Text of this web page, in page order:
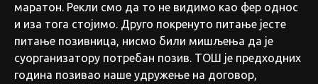
маратон. Рекли смо да то не видимо као фер однос
и иза тога стојимо. Друго покренуто питање јесте
питање позивница, нисмо били мишљења да је
суорганизатору потребан позив. ТОШ је предходних
година позивао наше удружење на договор,